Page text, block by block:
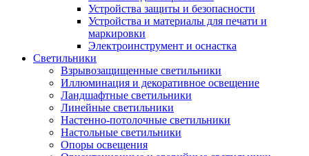
Устройства защиты и безопасности
Устройства и материалы для печати и
маркировки
Электроинструмент и оснастка
Светильники
Взрывозащищенные светильники
Иллюминация и декоративное освещение
Ландшафтные светильники
Линейные светильники
Настенно-потолочные светильники
Настольные светильники
Опоры освещения